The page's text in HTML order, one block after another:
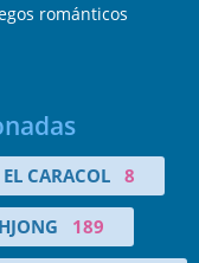
románticos
CARACOL 8
189